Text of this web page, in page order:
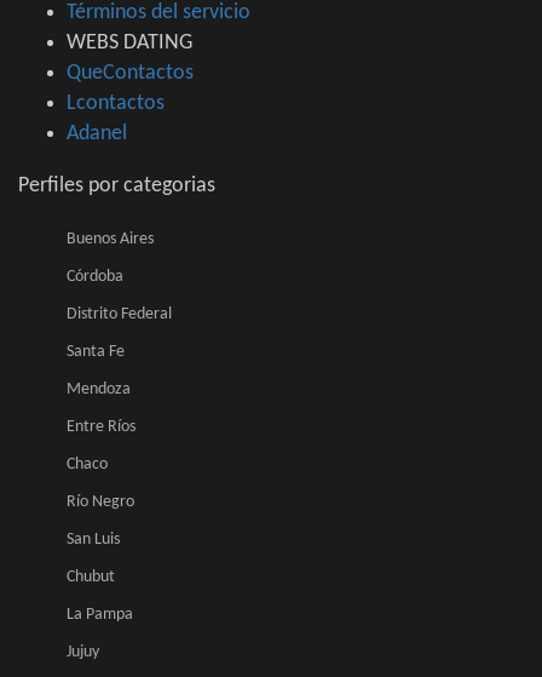
Términos del servicio
WEBS DATING
QueContactos
Lcontactos
Adanel
Perfiles por categorias
Buenos Aires
Córdoba
Distrito Federal
Santa Fe
Mendoza
Entre Ríos
Chaco
Río Negro
San Luis
Chubut
La Pampa
Jujuy